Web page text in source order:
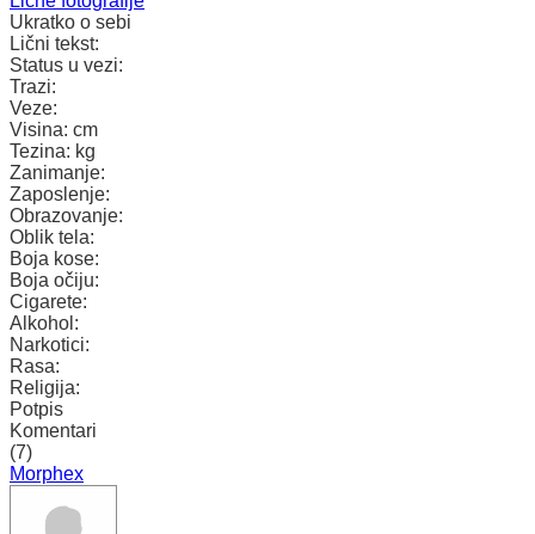
Ukratko o sebi
Lični tekst:
Status u vezi:
Trazi:
Veze:
Visina: cm
Tezina: kg
Zanimanje:
Zaposlenje:
Obrazovanje:
Oblik tela:
Boja kose:
Boja očiju:
Cigarete:
Alkohol:
Narkotici:
Rasa:
Religija:
Potpis
Komentari
(7)
Morphex